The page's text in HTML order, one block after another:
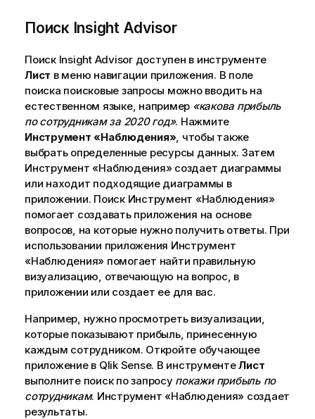
Поиск Insight Advisor
Поиск Insight Advisorдоступен в инструменте
Лист в меню навигации приложения. В поле
поиска поисковые запросы можно вводить на
естественном языке, например «какова прибыль
по сотрудникам за 2020 год». Нажмите
Инструмент «Наблюдения» , чтобы также
выбрать определенные ресурсы данных. Затем
Инструмент «Наблюдения»создает диаграммы
или находит подходящие диаграммы в
приложении. Поиск Инструмент «Наблюдения»
помогает создавать приложения на основе
вопросов, на которые нужно получить ответы. При
использовании приложения Инструмент
«Наблюдения» помогает найти правильную
визуализацию, отвечающую на вопрос, в
приложении или создает ее для вас.
Например, нужно просмотреть визуализации,
которые показывают прибыль, принесенную
каждым сотрудником. Откройте обучающее
приложение в Qlik Sense. В инструментеЛист
выполните поиск по запросу покажи прибыль по
сотрудникам. Инструмент «Наблюдения» создает
результаты.